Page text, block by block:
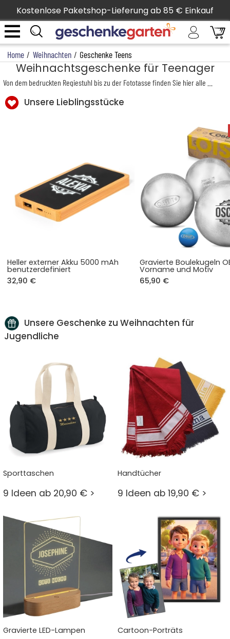
Kostenlose Paketshop-Lieferung ab 85 € Einkauf
Home / Weihnachten / Geschenke Teens
Weihnachtsgeschenke für Teenager
Unsere Lieblingsstücke
Heller externer Akku 5000 mAh
benutzerdefiniert
32,90 €
Gravierte Boulekugeln
Vorname und Motiv
65,90 €
Unsere Geschenke zu Weihnachten für
Jugendliche
Sporttaschen
9 Ideen ab 20,90 € >
Handtücher
9 Ideen ab 19,90 € >
Gravierte LED-Lampen Cartoon-Porträts